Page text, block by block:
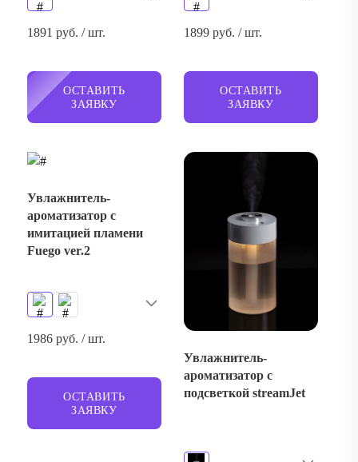
1891 руб. / шт.
ОСТАВИТЬ
ЗАЯВКУ
1899 руб. / шт.
ОСТАВИТЬ
ЗАЯВКУ
Увлажнитель-
ароматизатор с
имитацией пламени
Fuego ver.2
1986 руб. / шт.
ОСТАВИТЬ
ЗАЯВКУ
Увлажнитель-
ароматизатор с
подсветкой streamJet